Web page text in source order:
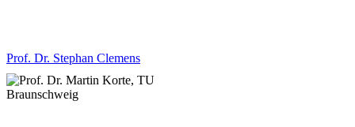
Prof. Dr. Stephan Clemens